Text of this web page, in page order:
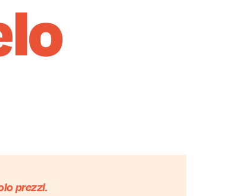
prezzi.